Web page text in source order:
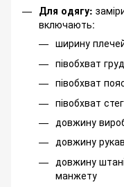
Для одягу:
включають:
ширину
півобхват
півобхват
півобхват
довжину
довжину
довжину
манжету